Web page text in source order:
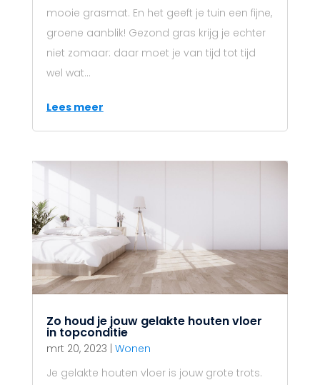
mooie grasmat. En het geeft je tuin een fijne,
groene aanblik! Gezond gras krijg je echter
niet zomaar: daar moet je van tijd tot tijd
wel wat...
Lees meer
Zo houd je jouw gelakte houten vloer
in topconditie
mrt 20, 2023 Wonen
Je gelakte houten vloer is jouw grote trots.